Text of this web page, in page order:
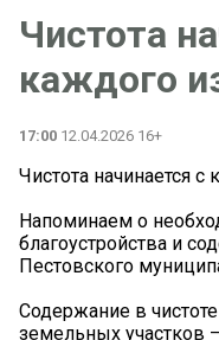
Чистота
каждого
17:00 12.04.2026 16+
Чистота начинается с
️Напоминаем о
благоустройства и
Пестовского
Содержание в
земельных участков